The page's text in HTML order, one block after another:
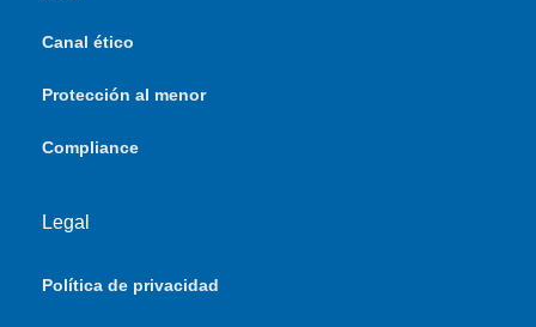
Canal ético
Protección al menor
Compliance
Legal
Política de privacidad